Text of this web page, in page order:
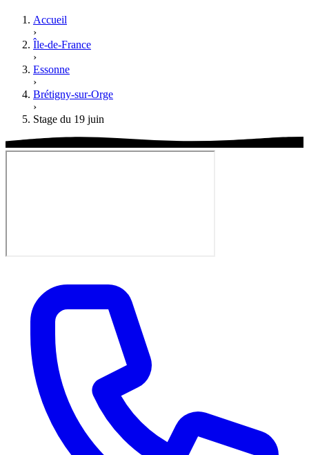
Accueil
›
Île-de-France
›
Essonne
›
Brétigny-sur-Orge
›
Stage du 19 juin